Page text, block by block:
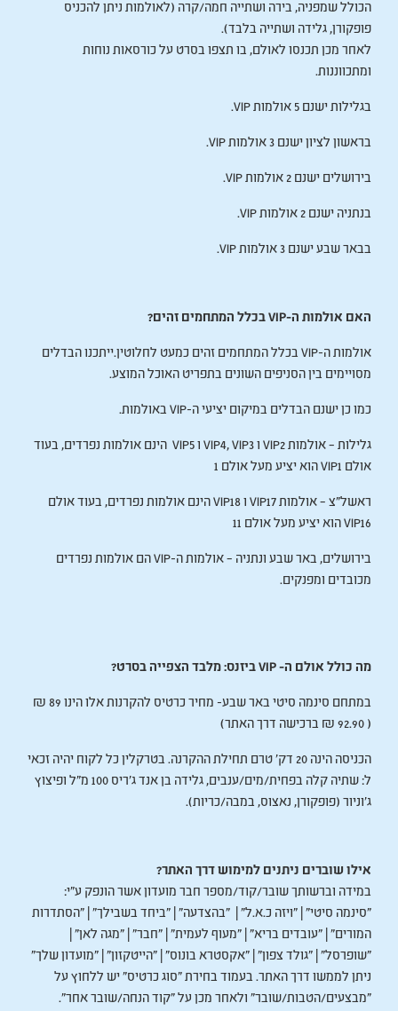
הכולל שמפניה, בירה ושתייה חמה/קרה (לאולמות ניתן להכניס
פופקורן, גלידה ושתייה בלבד).
לאחר מכן תכנסו לאולם, בו תצפו בסרט על כורסאות נוחות
ומתכווננות.
בגלילות ישנם 5 אולמות VIP.
בראשון לציון ישנם 3 אולמות VIP.
בירושלים ישנם 2 אולמות VIP.
בנתניה ישנם 2 אולמות VIP.
בבאר שבע ישנם 3 אולמות VIP.
האם אולמות ה-VIP בכלל המתחמים זהים?
אולמות ה-VIP בכלל המתחמים זהים כמעט לחלוטין.ייתכנו הבדלים
מסויימים בין הסניפים השונים בתפריט האוכל המוצע.
כמו כן ישנם הבדלים במיקום יציעי ה-VIP באולמות.
גלילות – אולמות VIP2 ו VIP4, VIP3 ו VIP5 הינם אולמות נפרדים, בעוד
אולם VIP1 הוא יציע מעל אולם 1
ראשל”צ – אולמות VIP17 ו VIP18 הינם אולמות נפרדים, בעוד אולם
VIP16 הוא יציע מעל אולם 11
בירושלים, באר שבע ונתניה – אולמות ה-VIP הם אולמות נפרדים
מכובדים ומפנקים.
מה כולל אולם ה- VIP ביזנס: מלבד הצפייה בסרט?
במתחם סינמה סיטי באר שבע- מחיר כרטיס להקרנות אלו הינו 89 ₪
( 92.90 ₪ ברכישה דרך האתר)
הכניסה הינה 20 דק’ טרם תחילת ההקרנה. בטרקלין כל לקוח יהיה זכאי
ל: שתיה קלה בפחית/מים/ענבים, גלידה בן אנד ג'ריס 100 מ"ל ופיצוץ
ג'וניור (פופקורן, נאצוס, במבה/כריות).
אילו שוברים ניתנים למימוש דרך האתר?
במידה וברשותך שובר/קוד/מספר חבר מועדון אשר הונפק ע"י:
"סינמה סיטי" | "ויזה כ.א.ל" | "בהצדעה" | "ביחד בשבילך" | "הסתדרות
המורים" | "עובדים בריא" | "מעוף לעמית" | "חבר" | "מגה לאן" |
"שופרסל" | "גולד צפון" | "אקסטרא בונוס" | "הייטקזון" | "מועדון שלך"
ניתן לממשו דרך האתר. בעמוד בחירת "סוג כרטיס" יש ללחוץ על
"מבצעים/הטבות/שובר" ולאחר מכן על "קוד הנחה/שובר אחר".